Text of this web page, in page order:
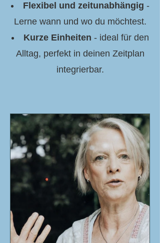
Flexibel und zeitunabhängig -
Lerne wann und wo du möchtest.
Kurze Einheiten - ideal für den
Alltag, perfekt in deinen Zeitplan
integrierb​ar.